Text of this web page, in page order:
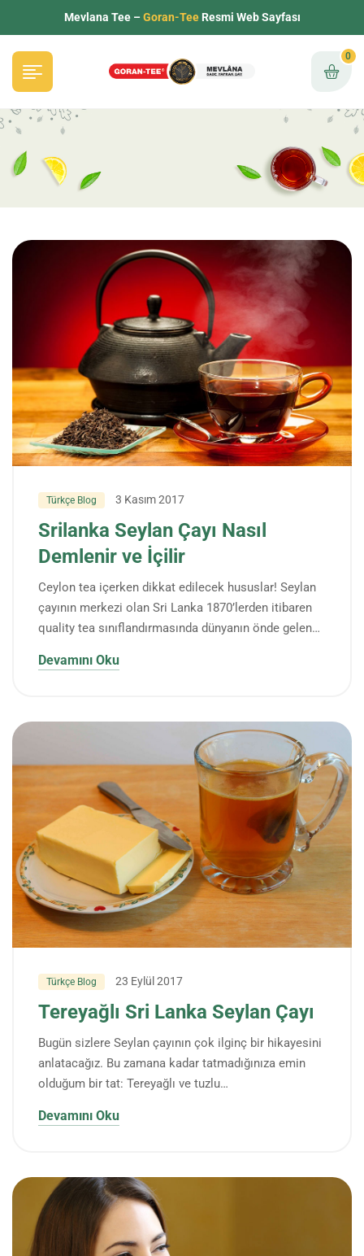
Mevlana Tee –Goran-TeeResmi Web Sayfası
0
Türkçe Blog 3 Kasım 2017
Srilanka Seylan Çayı Nasıl
Demlenir ve İçilir
Ceylon tea içerken dikkat edilecek hususlar! Seylan
çayının merkezi olan Sri Lanka 1870’lerden itibaren
quality tea sınıflandırmasında dünyanın önde gelen…
Devamını Oku
Türkçe Blog 23 Eylül 2017
Tereyağlı Sri Lanka Seylan Çayı
Bugün sizlere Seylan çayının çok ilginç bir hikayesini
anlatacağız. Bu zamana kadar tatmadığınıza emin
olduğum bir tat: Tereyağlı ve tuzlu…
Devamını Oku